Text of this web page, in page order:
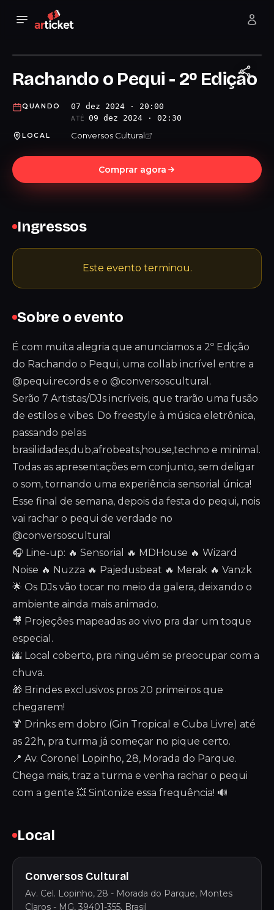
Rachando o Pequi - 2º Edição
QUANDO 07 dez 2024 · 20:00
ATÉ 09 dez 2024 · 02:30
LOCAL Conversos Cultural
Comprar agora
Sobre o evento
É com muita alegria que anunciamos a 2º Edição
do Rachando o Pequi, uma collab incrível entre a
@pequi.records e o @conversoscultural.
Serão 7 Artistas/DJs incríveis, que trarão uma fusão
de estilos e vibes. Do freestyle à música eletrônica,
passando pelas
brasilidades,dub,afrobeats,house,techno e minimal.
Todas as apresentações em conjunto, sem deligar
o som, tornando uma experiência sensorial única!
Esse final de semana, depois da festa do pequi, nois
vai rachar o pequi de verdade no
@conversoscultural
🎧 Line-up: 🔥 Sensorial 🔥 MDHouse 🔥 Wizard
Noise 🔥 Nuzza 🔥 Pajedusbeat 🔥 Merak 🔥 Vanzk
🌟 Os DJs vão tocar no meio da galera, deixando o
ambiente ainda mais animado.
🎥 Projeções mapeadas ao vivo pra dar um toque
especial.
🌆 Local coberto, pra ninguém se preocupar com a
chuva.
🎁 Brindes exclusivos pros 20 primeiros que
chegarem!
🍹 Drinks em dobro (Gin Tropical e Cuba Livre) até
as 22h, pra turma já começar no pique certo.
📍 Av. Coronel Lopinho, 28, Morada do Parque.
Chega mais, traz a turma e venha rachar o pequi
com a gente 💥 Sintonize essa frequência! 🔊
Local
Conversos Cultural
Av. Cel. Lopinho, 28 - Morada do Parque, Montes
Claros - MG, 39401-355, Brasil
Ingressos
Este evento terminou.